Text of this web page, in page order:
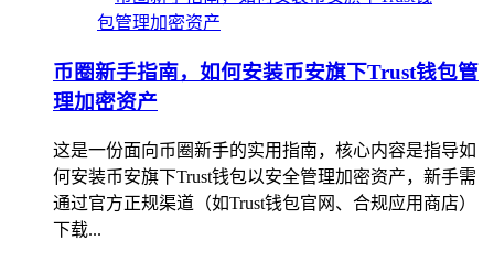
币圈新手指南，如何安装币安旗下Trust钱包管
理加密资产
这是一份面向币圈新手的实用指南，核心内容是指导如
何安装币安旗下Trust钱包以安全管理加密资产，新手需
通过官方正规渠道（如Trust钱包官网、合规应用商店）
下载...